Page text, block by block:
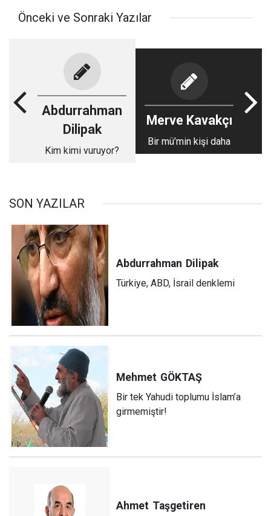
Önceki ve Sonraki Yazılar
Abdurrahman
Dilipak
Kim kimi vuruyor?
Merve Kavakçı
Bir mü’min kişi daha
SON YAZILAR
Abdurrahman Dilipak
Türkiye, ABD, İsrail denklemi
Mehmet GÖKTAŞ
Bir tek Yahudi toplumu İslam’a
girmemiştir!
Ahmet Taşgetiren